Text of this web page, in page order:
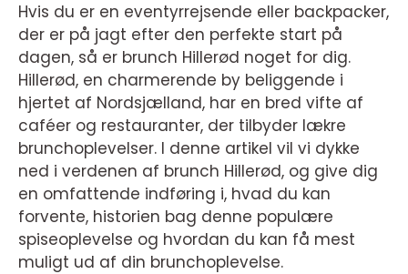
Hvis du er en eventyrrejsende eller backpacker,
der er på jagt efter den perfekte start på
dagen, så er brunch Hillerød noget for dig.
Hillerød, en charmerende by beliggende i
hjertet af Nordsjælland, har en bred vifte af
caféer og restauranter, der tilbyder lækre
brunchoplevelser. I denne artikel vil vi dykke
ned i verdenen af brunch Hillerød, og give dig
en omfattende indføring i, hvad du kan
forvente, historien bag denne populære
spiseoplevelse og hvordan du kan få mest
muligt ud af din brunchoplevelse.